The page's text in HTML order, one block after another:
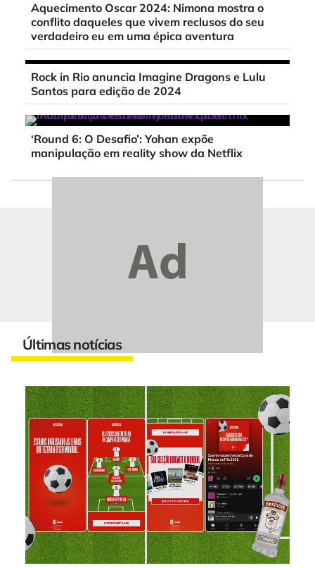
Aquecimento Oscar 2024: Nimona mostra o
conflito daqueles que vivem reclusos do seu
verdadeiro eu em uma épica aventura
Rock in Rio anuncia Imagine Dragons e Lulu
Santos para edição de 2024
‘Round 6: O Desafio’: Yohan expõe
manipulação em reality show da Netflix
Últimas notícias